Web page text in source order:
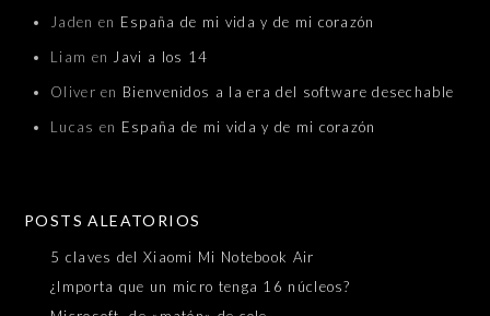
Jaden en España de mi vida y de mi corazón
Liam en Javi a los 14
Oliver en Bienvenidos a la era del software desechable
Lucas en España de mi vida y de mi corazón
POSTS ALEATORIOS
5 claves del Xiaomi Mi Notebook Air
¿Importa que un micro tenga 16 núcleos?